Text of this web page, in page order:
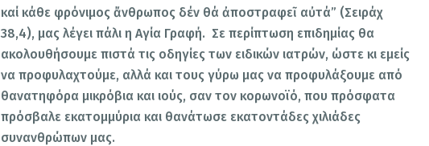
καί κάθε φρόνιμος ἄνθρωπος δέν θά ἀποστραφεῖ αὐτά” (Σειράχ
38,4), μας λέγει πάλι η Αγία Γραφή. Σε περίπτωση επιδημίας θα
ακολουθήσουμε πιστά τις οδηγίες των ειδικών ιατρών, ώστε κι εμείς
να προφυλαχτούμε, αλλά και τους γύρω μας να προφυλάξουμε από
θανατηφόρα μικρόβια και ιούς, σαν τον κορωνοϊό, που πρόσφατα
πρόσβαλε εκατομμύρια και θανάτωσε εκατοντάδες χιλιάδες
συνανθρώπων μας.